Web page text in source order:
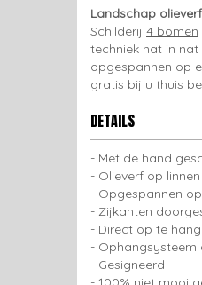
Landschap
Schilderij 4 bomen
techniek nat in
opgespannen op
gratis bij u thuis
DETAILS
Met de hand
Olieverf op
Opgespannen
Zijkanten
Direct op te
Ophangsysteem
Gesigneerd